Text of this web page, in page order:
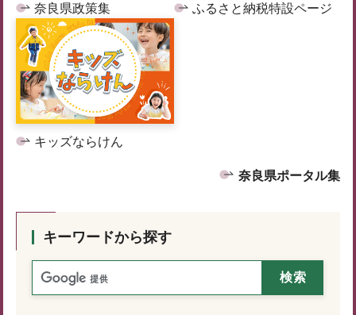
奈良県政策集 ふるさと納税特設ページ
キッズならけん
奈良県ポータル集
キーワードから探す